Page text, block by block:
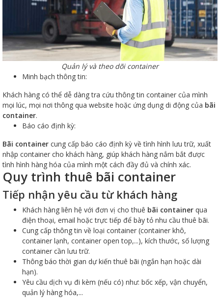
Quản lý và theo dõi container
Minh bạch thông tin:
Khách hàng có thể dễ dàng tra cứu thông tin container của mình
mọi lúc, mọi nơi thông qua website hoặc ứng dụng di động của bãi
container.
Báo cáo định kỳ:
Bãi container cung cấp báo cáo định kỳ về tình hình lưu trữ, xuất
nhập container cho khách hàng, giúp khách hàng nắm bắt được
tình hình hàng hóa của mình một cách đầy đủ và chính xác.
Quy trình thuê bãi container
Tiếp nhận yêu cầu từ khách hàng
Khách hàng liên hệ với đơn vị cho thuê bãi container qua
điện thoại, email hoặc trực tiếp để bày tỏ nhu cầu thuê bãi.
Cung cấp thông tin về loại container (container khô,
container lạnh, container open top,...), kích thước, số lượng
container cần lưu trữ.
Thông báo thời gian dự kiến thuê bãi (ngắn hạn hoặc dài
hạn).
Yêu cầu dịch vụ đi kèm (nếu có) như: bốc xếp, vận chuyển,
quản lý hàng hóa,...